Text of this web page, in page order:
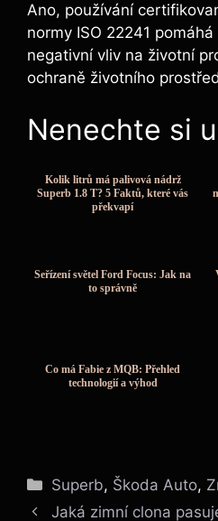
Ano, používání
normy ISO 22241
negativní vliv na životní
ochraně životního
Nenechte si
Kolik litrů má palivová nádrž
Superb 1.8 T? 5 Faktů, které vás
překvapí
Seřízení světel Ford Focus: Jak na
to správně
Co má Fabie z MQB: Přehled
technologií a výhod
Rubriky
Superb, Škoda Auto,
Jaká zimní clona